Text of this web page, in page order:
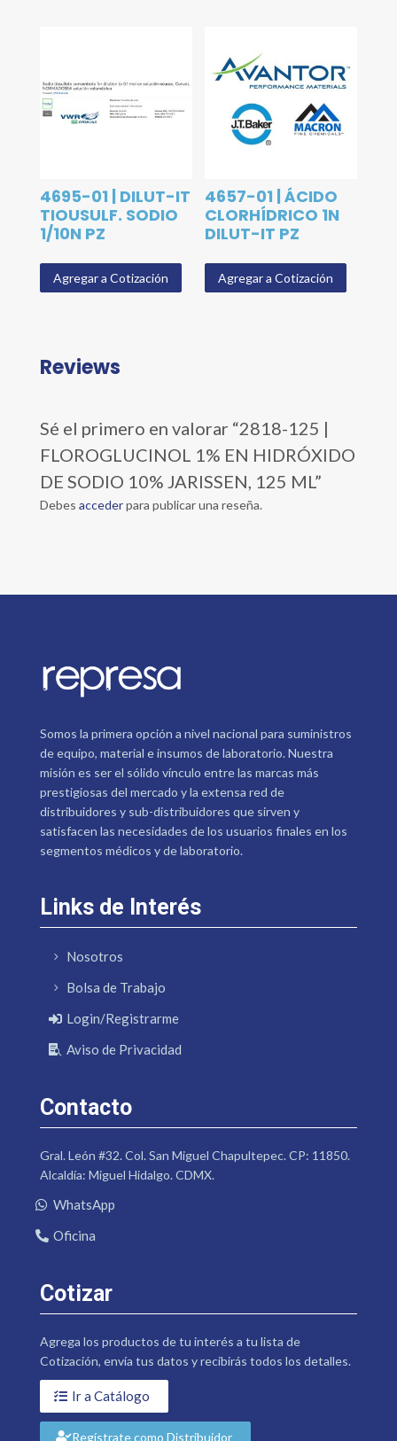
4695-01 | DILUT-IT
TIOUSULF. SODIO
1/10N PZ
Agregar a Cotización
4657-01 | ÁCIDO
CLORHÍDRICO 1N
DILUT-IT PZ
Agregar a Cotización
Reviews
Sé el primero en valorar “2818-125 |
FLOROGLUCINOL 1% EN HIDRÓXIDO
DE SODIO 10% JARISSEN, 125 ML”
Debes accederpara publicar una reseña.
Somos la primera opción a nivel nacional para suministros
de equipo, material e insumos de laboratorio. Nuestra
misión es ser el sólido vínculo entre las marcas más
prestigiosas del mercado y la extensa red de
distribuidores y sub-distribuidores que sirven y
satisfacen las necesidades de los usuarios finales en los
segmentos médicos y de laboratorio.
Links de Interés
Nosotros
Bolsa de Trabajo
Login/Registrarme
Aviso de Privacidad
Contacto
Gral. León #32. Col. San Miguel Chapultepec. CP: 11850.
Alcaldía: Miguel Hidalgo. CDMX.
WhatsApp
Oficina
Cotizar
Agrega los productos de tu interés a tu lista de
Cotización, envía tus datos y recibirás todos los detalles.
Ir a Catálogo
Regístrate como Distribuidor